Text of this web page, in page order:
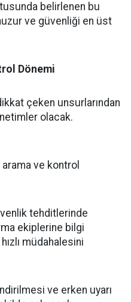
belirlenen bu
ve güvenliği en üst
Dönemi
çeken unsurlarından
olacak.
ve kontrol
tehditlerinde
ekiplerine bilgi
müdahalesini
ve erken uyarı